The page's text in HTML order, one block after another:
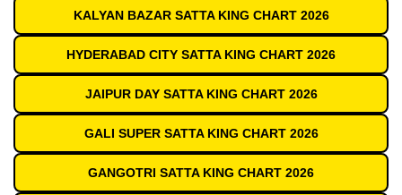
KALYAN BAZAR SATTA KING CHART 2026
HYDERABAD CITY SATTA KING CHART 2026
JAIPUR DAY SATTA KING CHART 2026
GALI SUPER SATTA KING CHART 2026
GANGOTRI SATTA KING CHART 2026